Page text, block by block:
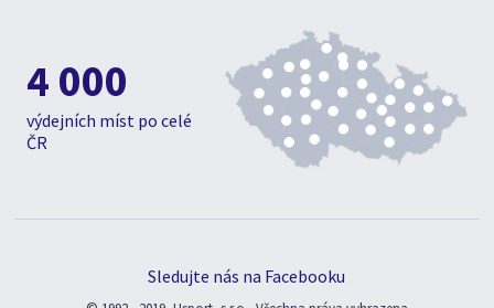
4 000
výdejních míst po celé
ČR
Sledujte nás na Facebooku